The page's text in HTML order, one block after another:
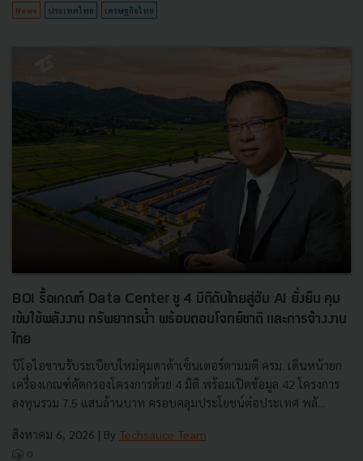
News ประเทศไทย เศรษฐกิจไทย
BOI รื้อเกณฑ์ Data Center ชู 4 มิติดันไทยสู่ฮับ AI ยั่งยืน คุม
เข้มใช้พลังงาน ทรัพยากรน้ำ พร้อมตอบโจทย์ชาติ และการจ้างงาน
ไทย
บีโอไอขานรับระเบียบใหม่คุมดาต้าเซ็นเตอร์ตามมติ ครม. เดินหน้ายก
เครื่องเกณฑ์คัดกรองโครงการด้วย 4 มิติ พร้อมเปิดข้อมูล 42 โครงการ
ลงทุนรวม 7.5 แสนล้านบาท ครอบคลุมประโยชน์ต่อประเทศ พลั...
สิงหาคม 6, 2026 | By Techsauce Team
0